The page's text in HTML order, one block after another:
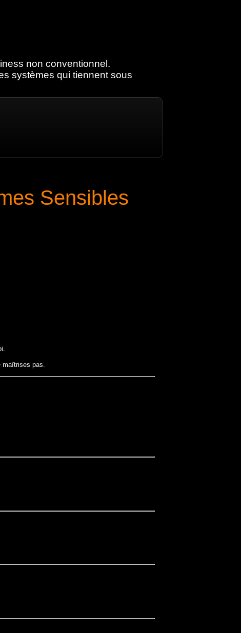
non conventionnel.
systèmes qui tiennent sous
Sensibles
maîtrises pas.